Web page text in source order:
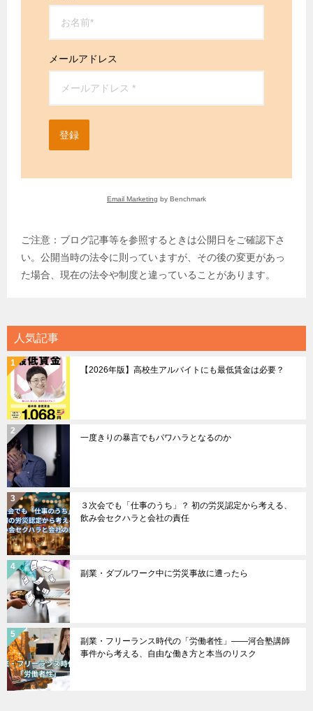
メールアドレス
登録
Email Marketing by Benchmark
ご注意：ブログ記事等を参照するときは公開日をご確認下さ
い。公開当時の法令に則っていますが、その後の変更があっ
た場合、現在の法令や制度と違っていることがあります。
人気記事
【2026年版】高校生アルバイトにも最低賃金は必要？
一度きりの暴言でもパワハラとなるのか
３次会でも「仕事のうち」？ 初の労災認定から考える、
飲み会セクハラと会社の責任
副業・ダブルワーク中に労災事故に遭ったら
副業・フリーランス時代の「労働者性」――河合塾講師
事件から考える、自由な働き方と本当のリスク